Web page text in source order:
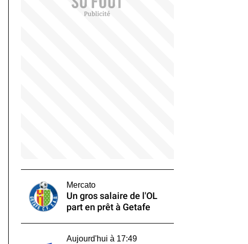
Mercato
Un gros salaire de l'OL
part en prêt à Getafe
Aujourd'hui à 17:49